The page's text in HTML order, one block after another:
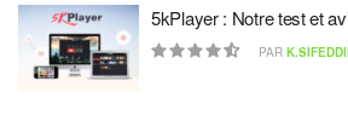
5kPlayer : Notre test et
PAR